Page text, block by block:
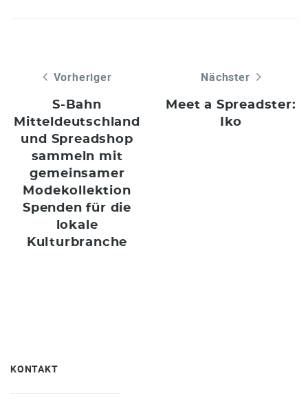
Vorheriger
S-Bahn
Mitteldeutschland
und Spreadshop
sammeln mit
gemeinsamer
Modekollektion
Spenden für die
lokale
Kulturbranche
Nächster
Meet a Spreadster:
Iko
KONTAKT